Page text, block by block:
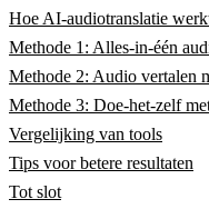
Hoe AI-audiotranslatie
Methode 1: Alles-in-één
Methode 2: Audio vertalen
Methode 3: Doe-het-zelf
Vergelijking van tools
Tips voor betere resultaten
Tot slot